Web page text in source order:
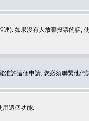
). 如果沒有人放棄投票的話,
准許這個申請, 您必須聯繫他們
用這個功能.